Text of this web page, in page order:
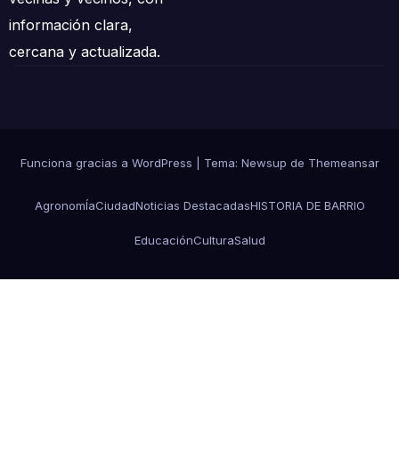
información clara,
cercana y actualizada.
Funciona gracias a WordPress Tema: Newsup de Themeansar
AgronomÍaCiudadNoticias DestacadasHISTORIA DE BARRIO
EducaciónCulturaSalud